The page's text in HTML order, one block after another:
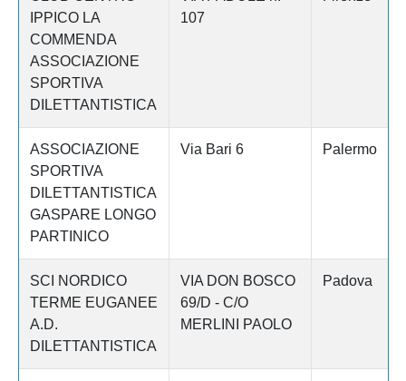
IPPICO LA
COMMENDA
ASSOCIAZIONE
SPORTIVA
DILETTANTISTICA
107
ASSOCIAZIONE
SPORTIVA
DILETTANTISTICA
GASPARE LONGO
PARTINICO
Via Bari 6 Palermo
SCI NORDICO
TERME EUGANEE
A.D.
DILETTANTISTICA
VIA DON BOSCO
69/D - C/O
MERLINI PAOLO
Padova